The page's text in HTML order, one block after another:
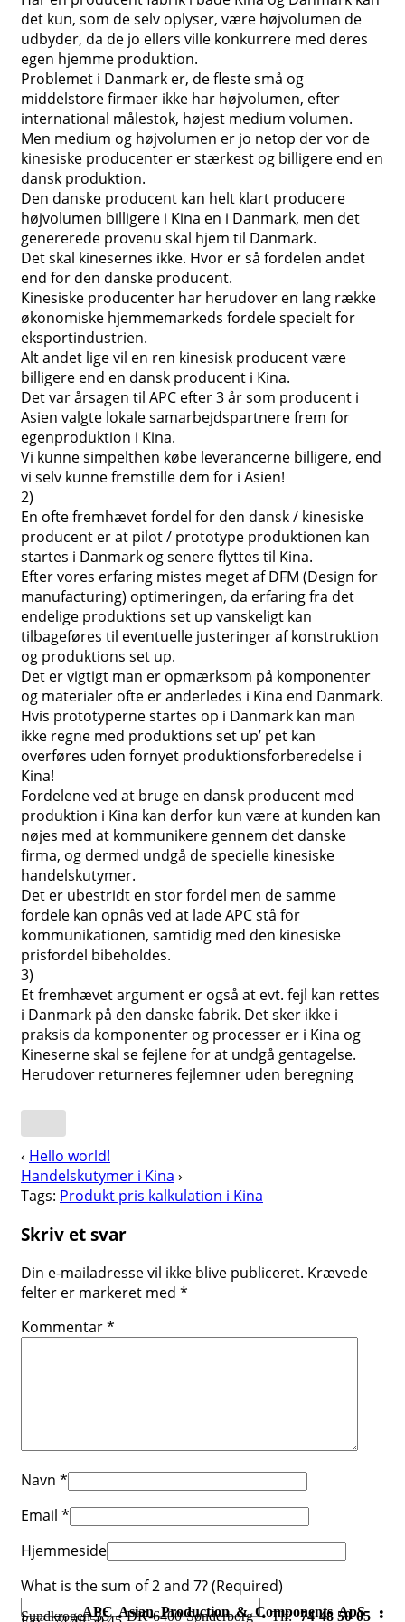
det kun, som de selv oplyser, være højvolumen de
udbyder, da de jo ellers ville konkurrere med deres
egen hjemme produktion.
Problemet i Danmark er, de fleste små og
middelstore firmaer ikke har højvolumen, efter
international målestok, højest medium volumen.
Men medium og højvolumen er jo netop der vor de
kinesiske producenter er stærkest og billigere end en
dansk produktion.
Den danske producent kan helt klart producere
højvolumen billigere i Kina en i Danmark, men det
genererede provenu skal hjem til Danmark.
Det skal kinesernes ikke. Hvor er så fordelen andet
end for den danske producent.
Kinesiske producenter har herudover en lang række
økonomiske hjemmemarkeds fordele specielt for
eksportindustrien.
Alt andet lige vil en ren kinesisk producent være
billigere end en dansk producent i Kina.
Det var årsagen til APC efter 3 år som producent i
Asien valgte lokale samarbejdspartnere frem for
egenproduktion i Kina.
Vi kunne simpelthen købe leverancerne billigere, end
vi selv kunne fremstille dem for i Asien!
2)
En ofte fremhævet fordel for den dansk / kinesiske
producent er at pilot / prototype produktionen kan
startes i Danmark og senere flyttes til Kina.
Efter vores erfaring mistes meget af DFM (Design for
manufacturing) optimeringen, da erfaring fra det
endelige produktions set up vanskeligt kan
tilbageføres til eventuelle justeringer af konstruktion
og produktions set up.
Det er vigtigt man er opmærksom på komponenter
og materialer ofte er anderledes i Kina end Danmark.
Hvis prototyperne startes op i Danmark kan man
ikke regne med produktions set up’ pet kan
overføres uden fornyet produktionsforberedelse i
Kina!
Fordelene ved at bruge en dansk producent med
produktion i Kina kan derfor kun være at kunden kan
nøjes med at kommunikere gennem det danske
firma, og dermed undgå de specielle kinesiske
handelskutymer.
Det er ubestridt en stor fordel men de samme
fordele kan opnås ved at lade APC stå for
kommunikationen, samtidig med den kinesiske
prisfordel bibeholdes.
3)
Et fremhævet argument er også at evt. fejl kan rettes
i Danmark på den danske fabrik. Det sker ikke i
praksis da komponenter og processer er i Kina og
Kineserne skal se fejlene for at undgå gentagelse.
Herudover returneres fejlemner uden beregning
‹ Hello world!
Handelskutymer i Kina ›
Tags: Produkt pris kalkulation i Kina
Skriv et svar
Din e-mailadresse vil ikke blive publiceret. Krævede
felter er markeret med *
Kommentar*
Navn *
Email *
Hjemmeside
What is the sum of 2 and 7? (Required)
APC Asian Production & Components ApS•
Sundkrogen 35 • DK-6400 Sønderborg • Tlf:74 48 50 05•